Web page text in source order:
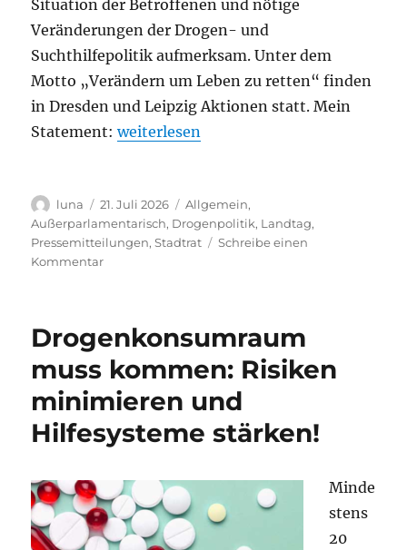
Situation der Betroffenen und nötige
Veränderungen der Drogen- und
Suchthilfepolitik aufmerksam. Unter dem
Motto „Verändern um Leben zu retten“ finden
in Dresden und Leipzig Aktionen statt. Mein
Statement:„Wirksam gegen
weiterlesen
Autor
luna
Veröffentlicht
am
21. Juli 2026 Kategorien
Allgemein,
Außerparlamentarisch, Drogenpolitik, Landtag,
Pressemitteilungen,Stadtrat
Schreibe einen
Kommentarzu
vorgehen
Suchthilfe
stärken,
Drug
Checking
ermöglichen!
Drogenkonsumraum
muss kommen: Risiken
minimieren und
Hilfesysteme stärken!
Minde
stens
20